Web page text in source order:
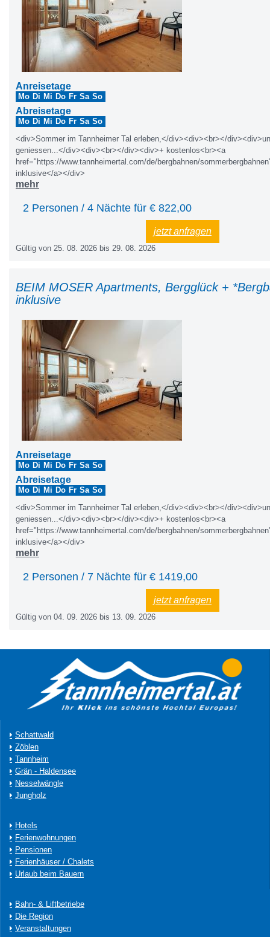
Anreisetage
Mo Di Mi Do Fr Sa So
Abreisetage
Mo Di Mi Do Fr Sa So
<div>Sommer im Tannheimer Tal erleben,</div><div><br></
geniessen...</div><div><br></div><div>+ kostenlos<br><a
href="https://www.tannheimertal.com/de/bergbahnen/
inklusive</a></div>
mehr
2 Personen / 4 Nächte für € 822,00
jetzt anfragen
Gültig von 25. 08. 2026 bis 29. 08. 2026
BEIM MOSER Apartments, Bergglück +
inklusive
Anreisetage
Mo Di Mi Do Fr Sa So
Abreisetage
Mo Di Mi Do Fr Sa So
<div>Sommer im Tannheimer Tal erleben,</div><div><br></
geniessen...</div><div><br></div><div>+ kostenlos<br><a
href="https://www.tannheimertal.com/de/bergbahnen/
inklusive</a></div>
mehr
2 Personen / 7 Nächte für € 1419,00
jetzt anfragen
Gültig von 04. 09. 2026 bis 13. 09. 2026
Schattwald
Zöblen
Tannheim
Grän - Haldensee
Nesselwängle
Jungholz
Hotels
Ferienwohnungen
Pensionen
Ferienhäuser / Chalets
Urlaub beim Bauern
Bahn- & Liftbetriebe
Die Region
Veranstaltungen